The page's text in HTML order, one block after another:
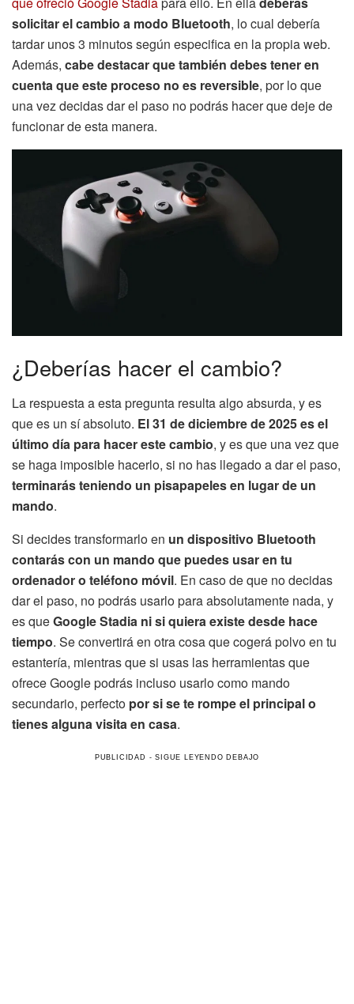
solicitar el cambio a modo Bluetooth, lo cual debería
tardar unos 3 minutos según especifica en la propia web.
Además, cabe destacar que también debes tener en
cuenta que este proceso no es reversible, por lo que
una vez decidas dar el paso no podrás hacer que deje de
funcionar de esta manera.
¿Deberías hacer el cambio?
La respuesta a esta pregunta resulta algo absurda, y es
que es un sí absoluto. El 31 de diciembre de 2025 es el
último día para hacer este cambio, y es que una vez que
se haga imposible hacerlo, si no has llegado a dar el paso,
terminarás teniendo un pisapapeles en lugar de un
mando.
Si decides transformarlo en un dispositivo Bluetooth
contarás con un mando que puedes usar en tu
ordenador o teléfono móvil. En caso de que no decidas
dar el paso, no podrás usarlo para absolutamente nada, y
es queGoogle Stadia ni si quiera existe desde hace
tiempo. Se convertirá en otra cosa que cogerá polvo en tu
estantería, mientras que si usas las herramientas que
ofrece Google podrás incluso usarlo como mando
secundario, perfecto por si se te rompe el principal o
tienes alguna visita en casa.